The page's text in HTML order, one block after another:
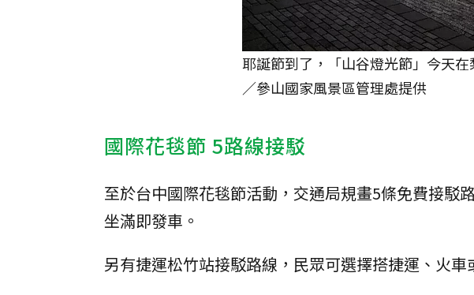
耶誕節到了，「山谷燈光節」今天
／參山國家風景區管理處提供
國際花毯節 5路線接駁
至於台中國際花毯節活動，交通局規畫5條免費接駁
坐滿即發車。
另有捷運松竹站接駁路線，民眾可選擇搭捷運、火車